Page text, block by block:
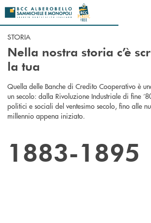
Salta al contenuto principale
STORIA
Nella nostra storia c’è
la tua
Quella delle Banche di Credito Cooperativo è
un secolo: dalla Rivoluzione Industriale di fine
politici e sociali del ventesimo secolo, fino alle
millennio appena iniziato.
1883-1895